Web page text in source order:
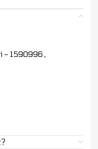
– 1590996 ,